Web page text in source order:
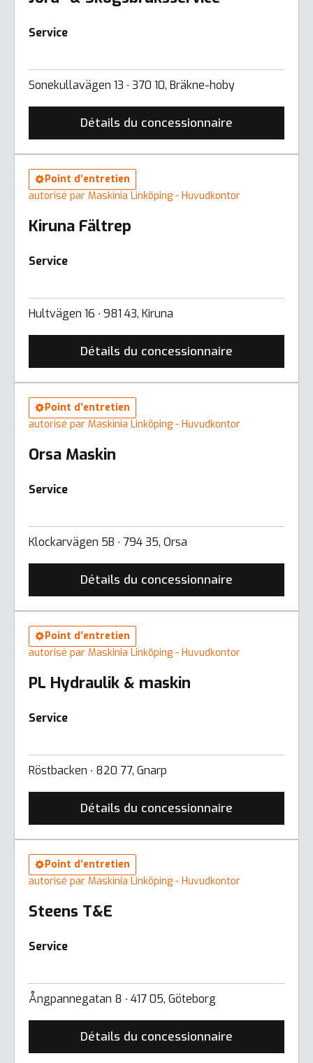
Service
Sonekullavägen 13 ∙ 370 10, Bräkne-hoby
Détails du concessionnaire
Point d’entretien
autorisé par Maskinia Linköping - Huvudkontor
Kiruna Fältrep
Service
Hultvägen 16 ∙ 981 43, Kiruna
Détails du concessionnaire
Point d’entretien
autorisé par Maskinia Linköping - Huvudkontor
Orsa Maskin
Service
Klockarvägen 5B ∙ 794 35, Orsa
Détails du concessionnaire
Point d’entretien
autorisé par Maskinia Linköping - Huvudkontor
PL Hydraulik & maskin
Service
Röstbacken ∙ 820 77, Gnarp
Détails du concessionnaire
Point d’entretien
autorisé par Maskinia Linköping - Huvudkontor
Steens T&E
Service
Ångpannegatan 8 ∙ 417 05, Göteborg
Détails du concessionnaire